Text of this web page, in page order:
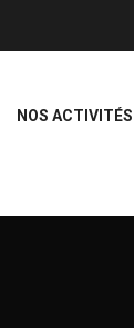
NOS ACTIVITÉS